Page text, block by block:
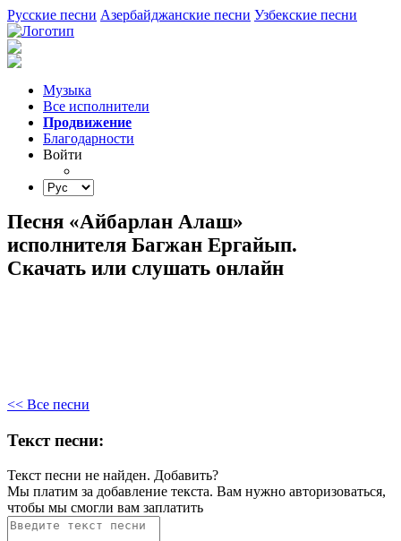
Русские песни Азербайджанские песни Узбекские песни
Музыка
Все исполнители
Продвижение
Благодарности
Войти
Песня «Айбарлан Алаш»
исполнителя Багжан Ергайып.
Скачать или слушать онлайн
<< Все песни
Текст песни:
Текст песни не найден. Добавить?
Мы платим за добавление текста. Вам нужно авторизоваться,
чтобы мы смогли вам заплатить